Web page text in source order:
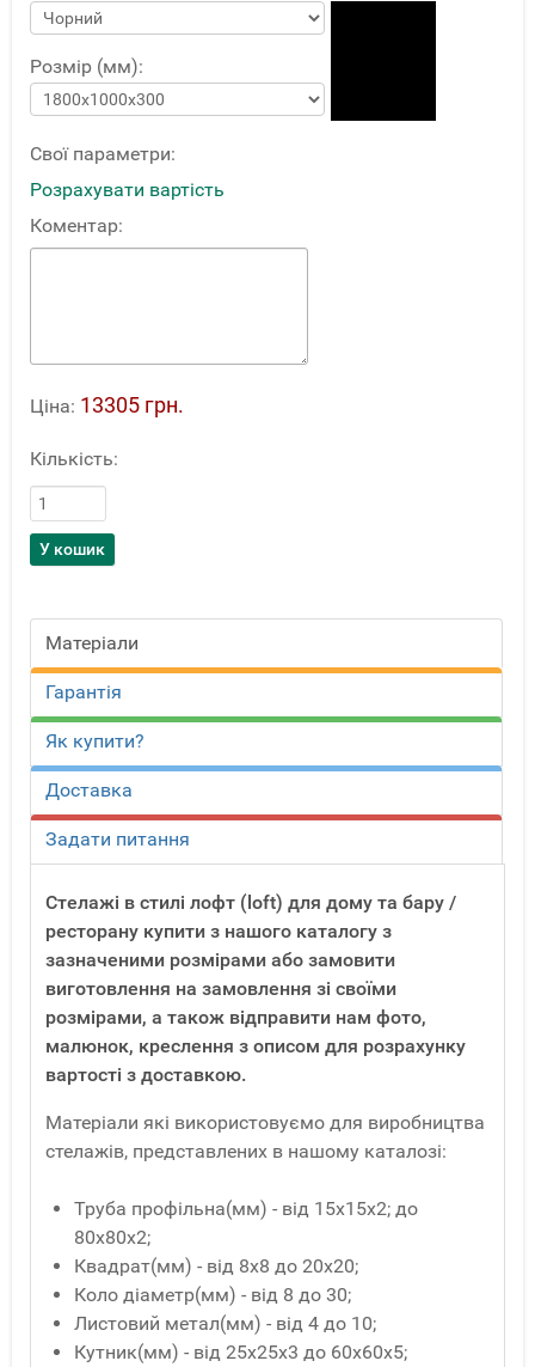
Розмір (мм):
Свої параметри:
Розрахувати вартість
Коментар:
Ціна: 13305 грн.
Кількість:
Матеріали
Гарантія
Як купити?
Доставка
Задати питання
Стелажі в стилі лофт (loft) для дому та бару /
ресторану купити з нашого каталогу з
зазначеними розмірами або замовити
виготовлення на замовлення зі своїми
розмірами, а також відправити нам фото,
малюнок, креслення з описом для розрахунку
вартості з доставкою.
Матеріали які використовуємо для виробництва
стелажів, представлених в нашому каталозі:
Труба профільна(мм) - від 15x15x2; до
80x80x2;
Квадрат(мм) - від 8x8 до 20x20;
Коло діаметр(мм) - від 8 до 30;
Листовий метал(мм) - від 4 до 10;
Кутник(мм) - від 25x25x3 до 60x60x5;